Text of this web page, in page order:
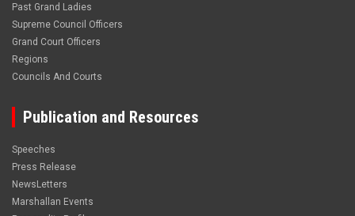
Past Grand Ladies
Supreme Council Officers
Grand Court Officers
Regions
Councils And Courts
Publication and Resources
Speeches
Press Release
NewsLetters
Marshallan Events